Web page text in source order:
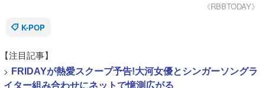
《RBBTODAY》
K-POP
【注目記事】
> FRIDAYが熱愛スクープ予告!大河女優とシンガーソングラ
イター組み合わせにネットで憶測広がる